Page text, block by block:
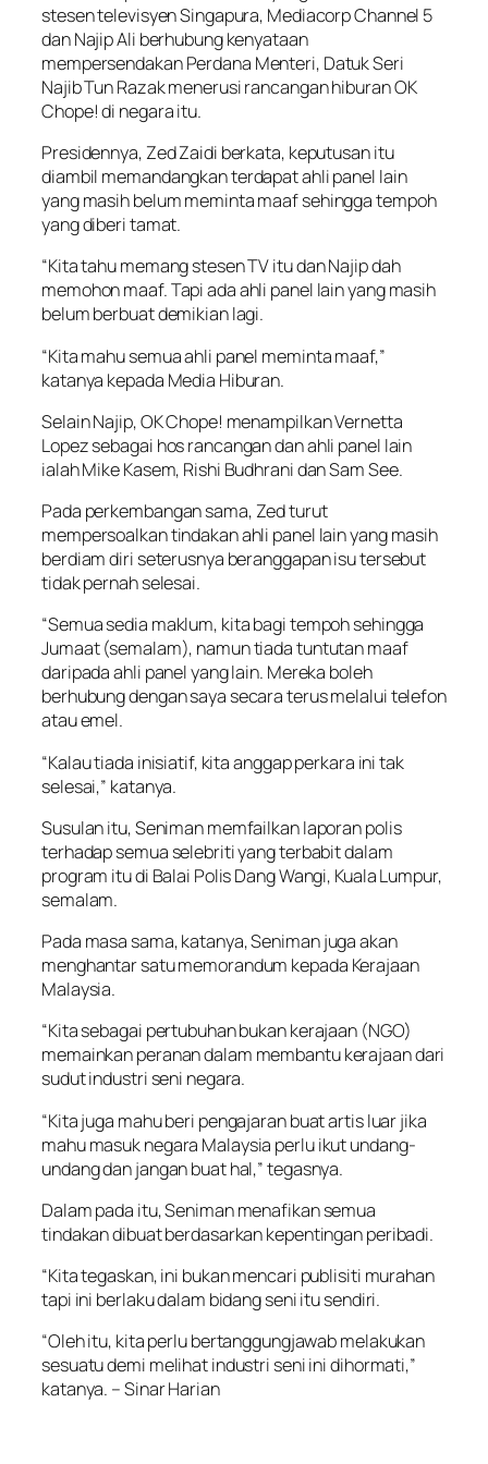
stesen televisyen Singapura, Mediacorp Channel 5
dan Najip Ali berhubung kenyataan
mempersendakan Perdana Menteri, Datuk Seri
Najib Tun Razak menerusi rancangan hiburan OK
Chope! di negara itu.
Presidennya, Zed Zaidi berkata, keputusan itu
diambil memandangkan terdapat ahli panel lain
yang masih belum meminta maaf sehingga tempoh
yang diberi tamat.
“Kita tahu memang stesen TV itu dan Najip dah
memohon maaf. Tapi ada ahli panel lain yang masih
belum berbuat demikian lagi.
“Kita mahu semua ahli panel meminta maaf,”
katanya kepada Media Hiburan.
Selain Najip, OK Chope! menampilkan Vernetta
Lopez sebagai hos rancangan dan ahli panel lain
ialah Mike Kasem, Rishi Budhrani dan Sam See.
Pada perkembangan sama, Zed turut
mempersoalkan tindakan ahli panel lain yang masih
berdiam diri seterusnya beranggapan isu tersebut
tidak pernah selesai.
“Semua sedia maklum, kita bagi tempoh sehingga
Jumaat (semalam), namun tiada tuntutan maaf
daripada ahli panel yang lain. Mereka boleh
berhubung dengan saya secara terus melalui telefon
atau emel.
“Kalau tiada inisiatif, kita anggap perkara ini tak
selesai,” katanya.
Susulan itu, Seniman memfailkan laporan polis
terhadap semua selebriti yang terbabit dalam
program itu di Balai Polis Dang Wangi, Kuala Lumpur,
semalam.
Pada masa sama, katanya, Seniman juga akan
menghantar satu memorandum kepada Kerajaan
Malaysia.
“Kita sebagai pertubuhan bukan kerajaan (NGO)
memainkan peranan dalam membantu kerajaan dari
sudut industri seni negara.
“Kita juga mahu beri pengajaran buat artis luar jika
mahu masuk negara Malaysia perlu ikut undang-
undang dan jangan buat hal,” tegasnya.
Dalam pada itu, Seniman menafikan semua
tindakan dibuat berdasarkan kepentingan peribadi.
“Kita tegaskan, ini bukan mencari publisiti murahan
tapi ini berlaku dalam bidang seni itu sendiri.
“Oleh itu, kita perlu bertanggungjawab melakukan
sesuatu demi melihat industri seni ini dihormati,”
katanya. – Sinar Harian